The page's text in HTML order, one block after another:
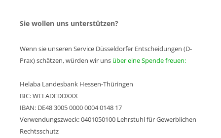
Sie wollen uns unterstützen?
Wenn sie unseren Service Düsseldorfer Entscheidungen (D-
Prax) schätzen, würden wir uns über eine Spende freuen:
Helaba Landesbank Hessen-Thüringen
BIC: WELADEDDXXX
IBAN: DE48 3005 0000 0004 0148 17
Verwendungszweck: 0401050100 Lehrstuhl für Gewerblichen
Rechtsschutz